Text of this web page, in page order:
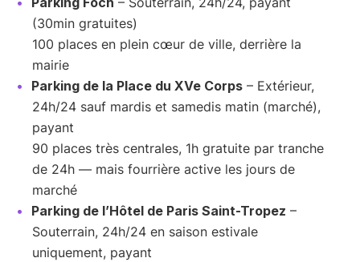
(30min gratuites)
100 places en plein cœur de ville, derrière la
mairie
Parking de la Place du XVe Corps – Extérieur,
24h/24 sauf mardis et samedis matin (marché),
payant
90 places très centrales, 1h gratuite par tranche
de 24h — mais fourrière active les jours de
marché
Parking de l’Hôtel de Paris Saint-Tropez –
Souterrain, 24h/24 en saison estivale
uniquement, payant